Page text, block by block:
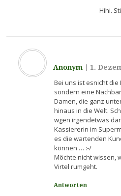
Hihi.
Anonym |1.
Bei uns ist esnicht
sondern eine
Damen, die ganz
hinaus in die Welt.
wgen irgendetwas
Kassiererin im
es die wartenden
können … :-/
Möchte nicht wissen,
Virtel rumgeht.
Antworten